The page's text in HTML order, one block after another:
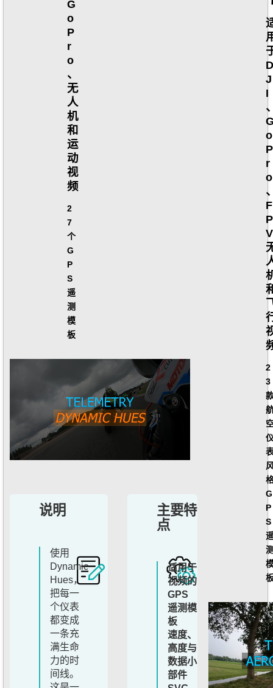
G
o
P
r
o
、
无
人
机
和
运
动
视
频
2
7
个
G
P
S
遥
测
模
板
说明
使用
Dynamic
Hues，
把每一
个仪表
都变成
一条充
满生命
力的时
间线。
主要特
点
适用于
视频的
GPS
遥测模
板
速度、
高度与
数据小
部件
D
J
I
o
P
r
o
F
P
V
2
3
G
P
S